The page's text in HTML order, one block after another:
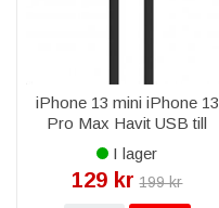
iPhone 13 mini iPhone 13
Pro Max Havit USB till
Lightning Kabel 2,0A 1,8m -
Svart
I lager
129 kr 199 kr